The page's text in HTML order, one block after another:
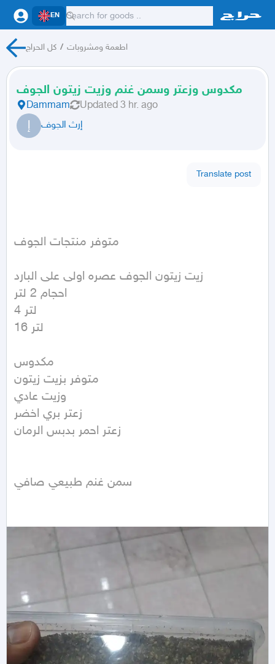
EN
كل الحراج / اطعمة ومشروبات
مكدوس وزعتر وسمن غنم وزيت زيتون الجوف
Dammam Updated 3 hr. ago
إ إرث الجوف
Translate post
متوفر منتجات الجوف
زيت زيتون الجوف عصره اولى على البارد
احجام 2 لتر
4 لتر
16 لتر
مكدوس
متوفر بزيت زيتون
وزيت عادي
زعتر بري اخضر
زعتر احمر بدبس الرمان
سمن غنم طبيعي صافي